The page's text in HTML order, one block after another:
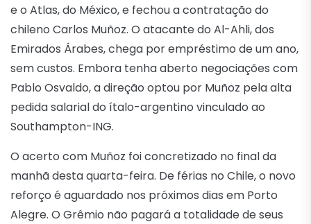
e o Atlas, do México, e fechou a contratação do
chileno Carlos Muñoz. O atacante do Al-Ahli, dos
Emirados Árabes, chega por empréstimo de um ano,
sem custos. Embora tenha aberto negociações com
Pablo Osvaldo, a direção optou por Muñoz pela alta
pedida salarial do ítalo-argentino vinculado ao
Southampton-ING.
O acerto com Muñoz foi concretizado no final da
manhã desta quarta-feira. De férias no Chile, o novo
reforço é aguardado nos próximos dias em Porto
Alegre. O Grêmio não pagará a totalidade de seus